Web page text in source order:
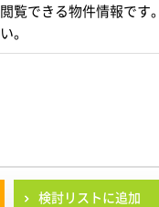
覧できる物件情報です。
。
検討リストに追加